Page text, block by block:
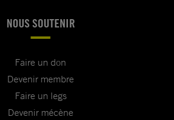
NOUS SOUTENIR
Faire un don
Devenir membre
Faire un legs
Devenir mécène